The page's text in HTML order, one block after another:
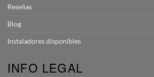
Reseñas
Blog
Instaladores disponibles
INFO LEGAL